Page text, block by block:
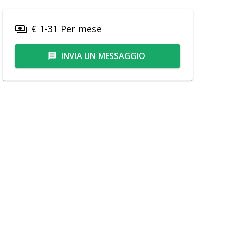
payments € 1-31 Per mese
message INVIA UN MESSAGGIO